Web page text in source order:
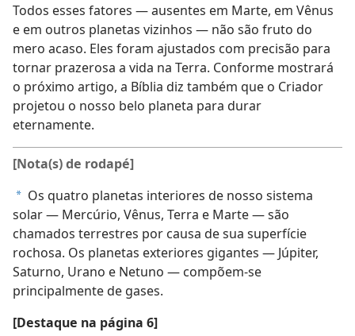
Todos esses fatores — ausentes em Marte, em Vênus
e em outros planetas vizinhos — não são fruto do
mero acaso. Eles foram ajustados com precisão para
tornar prazerosa a vida na Terra. Conforme mostrará
o próximo artigo, a Bíblia diz também que o Criador
projetou o nosso belo planeta para durar
eternamente.
[Nota(s) de rodapé]
a Os quatro planetas interiores de nosso sistema
solar — Mercúrio, Vênus, Terra e Marte — são
chamados terrestres por causa de sua superfície
rochosa. Os planetas exteriores gigantes — Júpiter,
Saturno, Urano e Netuno — compõem-se
principalmente de gases.
[Destaque na página 6]